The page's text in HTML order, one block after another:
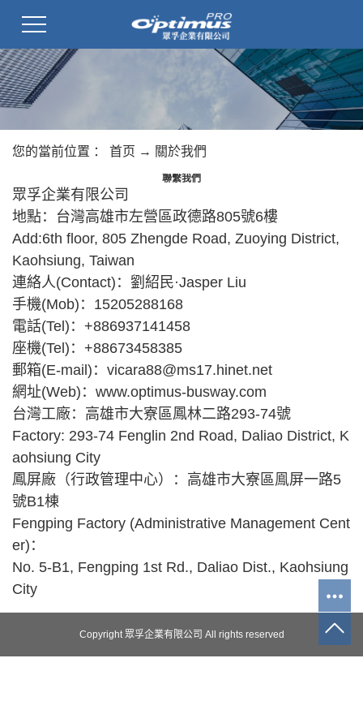
您的當前位置 ： 首页 → 關於我們
聯繫我們
眾孚企業有限公司
地點：台灣高雄市左營區政德路805號6樓
Add:6th floor, 805 Zhengde Road, Zuoying District,
Kaohsiung, Taiwan
連絡人(Contact)：劉紹民·Jasper Liu
手機(Mob)：15205288168
電話(Tel)：+886937141458
座機(Tel)：+88673458385
郵箱(E-mail)：vicara88@ms17.hinet.net
網址(Web)：www.optimus-busway.com
台灣工廠：高雄市大寮區鳳林二路293-74號
Factory: 293-74 Fenglin 2nd Road, Daliao District, K
aohsiung City
鳳屏廠（行政管理中心）
： 高雄市大寮區鳯屏一路5
號B1棟
Fengping Factory (Administrative Management Cent
er) ：
No. 5-B1, Fengping 1st Rd., Daliao Dist., Kaohsiung
City
Copyright 眾孚企業有限公司 All rights reserved